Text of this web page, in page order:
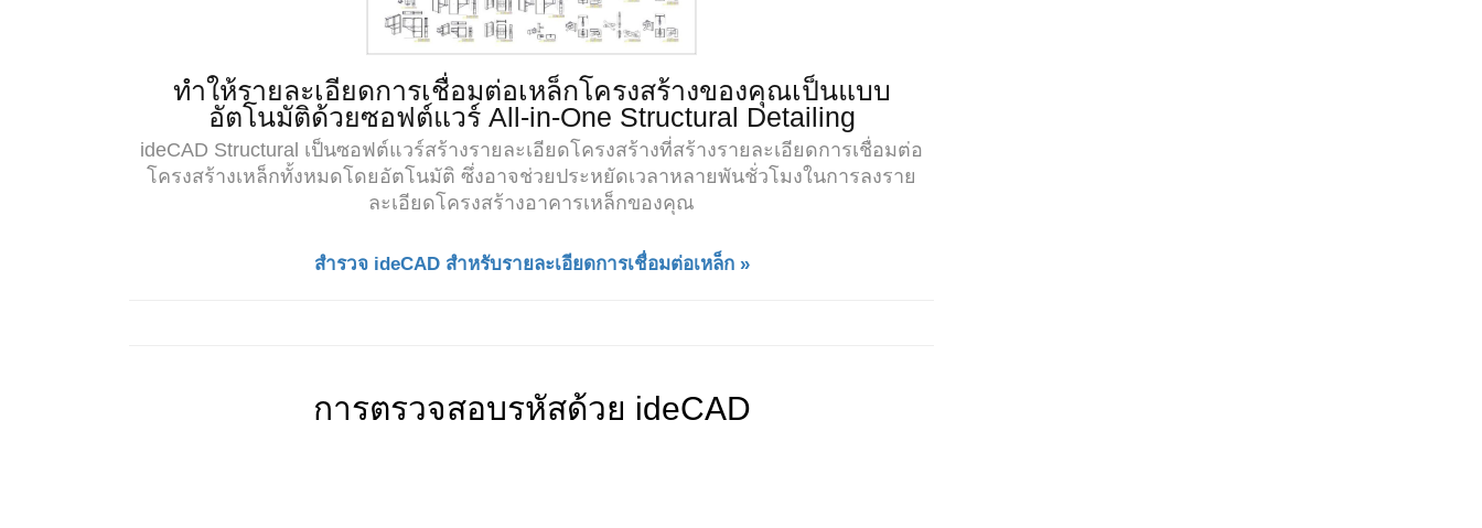
ทำให้รายละเอียดการเชื่อมต่อเหล็กโครงสร้างของคุณเป็นแบบ
อัตโนมัติด้วยซอฟต์แวร์ All-in-One Structural Detailing
ideCAD Structural เป็นซอฟต์แวร์สร้างรายละเอียดโครงสร้างที่สร้างรายละเอียดการเชื่อมต่อ
โครงสร้างเหล็กทั้งหมดโดยอัตโนมัติ ซึ่งอาจช่วยประหยัดเวลาหลายพันชั่วโมงในการลงราย
ละเอียดโครงสร้างอาคารเหล็กของคุณ
สำรวจ ideCAD สำหรับรายละเอียดการเชื่อมต่อเหล็ก »
การตรวจสอบรหัสด้วย ideCAD